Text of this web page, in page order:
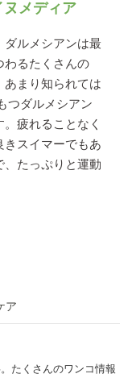
メディア
ダルメシアンは最
わるたくさんの
あまり知られては
つダルメシアン
疲れることなく
スイマーでもあ
、たっぷりと運動
ア
たくさんのワンコ情報